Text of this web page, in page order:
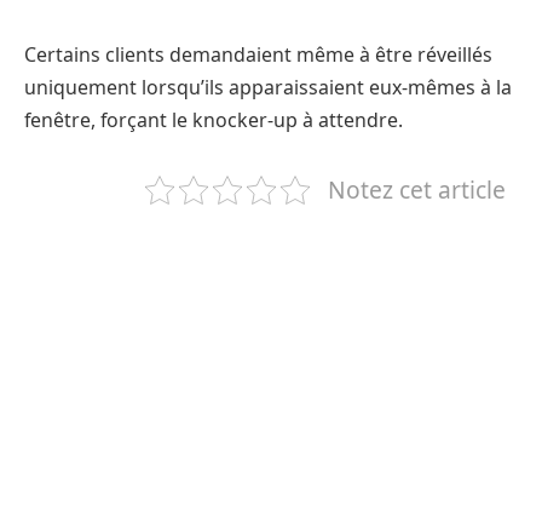
Certains clients demandaient même à être réveillés
uniquement lorsqu’ils apparaissaient eux-mêmes à la
fenêtre, forçant le knocker-up à attendre.
Notez cet article